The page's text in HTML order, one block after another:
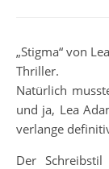
„Stigma“ von
Thriller.
Natürlich
und ja, Lea
verlange
Der